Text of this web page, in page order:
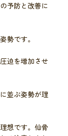
予防と改善に
勢です。
迫を増加させ
並ぶ姿勢が理
想です。仙骨